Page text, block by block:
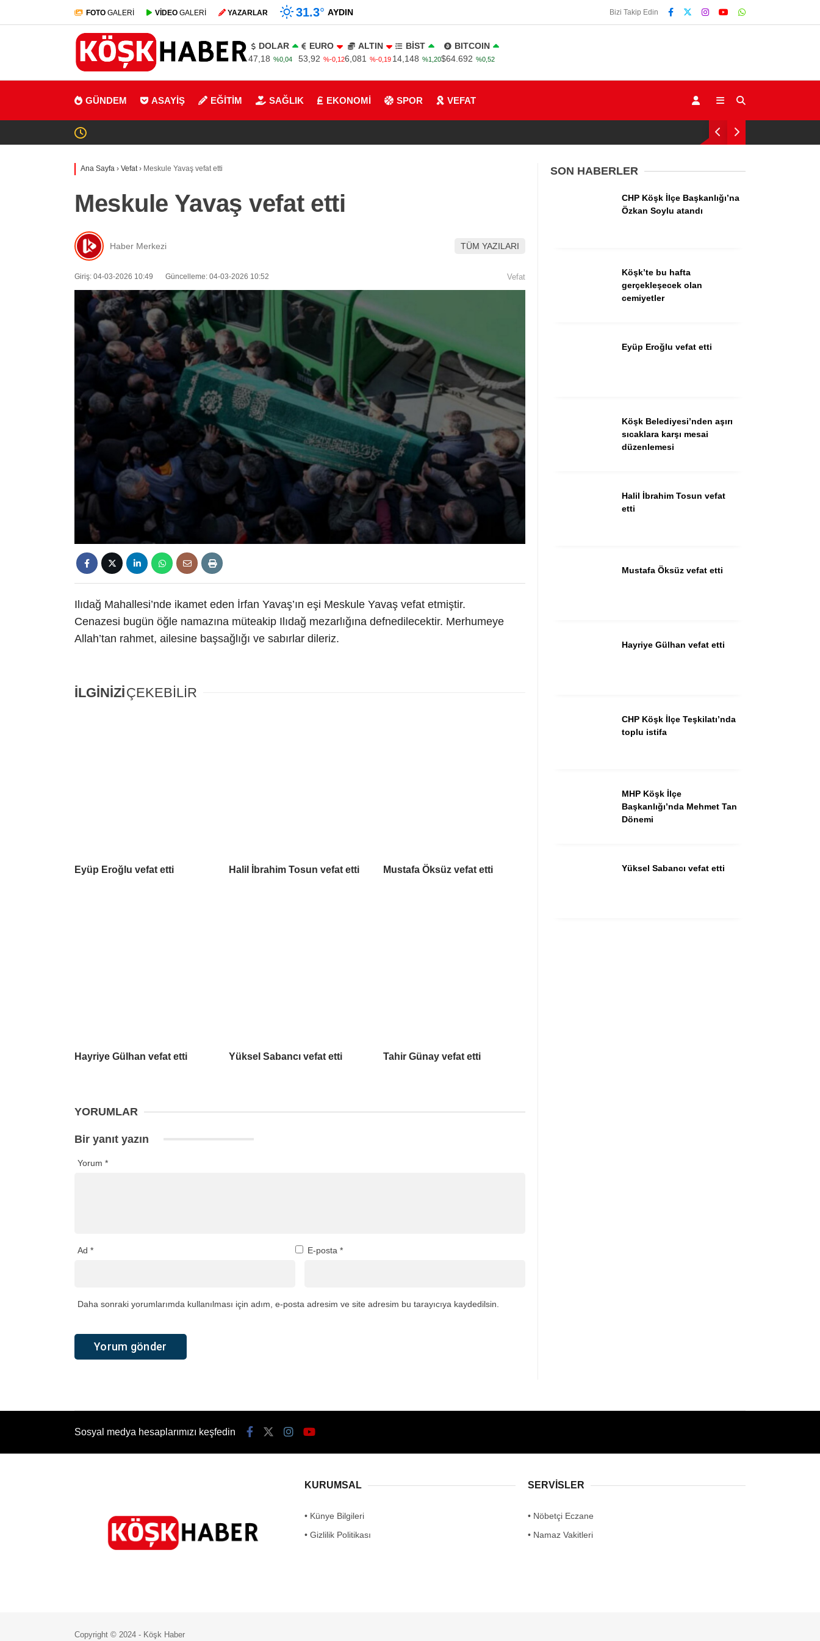
Gündem
Güncel
Sağlık
WhatsApp İhbar
FOTO GALERİ VİDEO GALERİ YAZARLAR 31.3° AYDIN Bizi Takip Edin
DOLAR
47,18 %0,04
EURO
53,92 %-0,12
ALTIN
6,081
%-0,19
BİST
14,148 %1,20
BITCOIN
$64.692 %0,52
GÜNDEM ASAYİŞ EĞİTİM SAĞLIK EKONOMİ SPOR VEFAT
Ana Sayfa › Vefat› Meskule Yavaş vefat etti
Meskule Yavaş vefat etti
Haber Merkezi TÜM YAZILARI
Giriş: 04-03-2026 10:49 Güncelleme: 04-03-2026 10:52 Vefat
Ilıdağ Mahallesi’nde ikamet eden İrfan Yavaş’ın eşi Meskule Yavaş vefat etmiştir.
Cenazesi bugün öğle namazına müteakip Ilıdağ mezarlığına defnedilecektir. Merhumeye
Allah’tan rahmet, ailesine başsağlığı ve sabırlar dileriz.
İLGİNİZİÇEKEBİLİR
Eyüp Eroğlu vefat etti Halil İbrahim Tosun vefat etti Mustafa Öksüz vefat etti
Hayriye Gülhan vefat etti Yüksel Sabancı vefat etti Tahir Günay vefat etti
YORUMLAR
Bir yanıt yazın
Yorum *
Ad * E-posta *
Daha sonraki yorumlarımda kullanılması için adım, e-posta adresim ve site adresim bu tarayıcıya kaydedilsin.
SON HABERLER
CHP Köşk İlçe Başkanlığı’na
Özkan Soylu atandı
Köşk’te bu hafta
gerçekleşecek olan
cemiyetler
Eyüp Eroğlu vefat etti
Köşk Belediyesi’nden aşırı
sıcaklara karşı mesai
düzenlemesi
Halil İbrahim Tosun vefat
etti
Mustafa Öksüz vefat etti
Hayriye Gülhan vefat etti
CHP Köşk İlçe Teşkilatı’nda
toplu istifa
MHP Köşk İlçe
Başkanlığı’nda Mehmet Tan
Dönemi
Yüksel Sabancı vefat etti
Sosyal medya hesaplarımızı keşfedin
KURUMSAL
• Künye Bilgileri
• Gizlilik Politikası
SERVİSLER
• Nöbetçi Eczane
• Namaz Vakitleri
Copyright © 2024 - Köşk Haber